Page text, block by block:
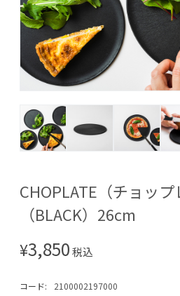
CHOPLATE（チョップ
（BLACK）26cm
¥3,850税込
コード: 2100002197000